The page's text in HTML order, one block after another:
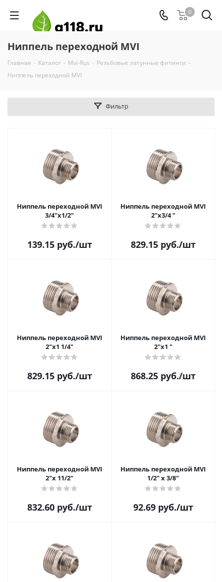
0
Ниппель переходной MVI
Главная - Каталог - Mvi-Rus - Резьбовые латунные фитинги -
Ниппель переходной MVI
Фильтр
Ниппель переходной MVI
3/4"х1/2"
139.15руб./шт
Ниппель переходной MVI
2"х3/4 "
829.15руб./шт
Ниппель переходной MVI
2"х1 1/4"
829.15руб./шт
Ниппель переходной MVI
2"х1 "
868.25руб./шт
Ниппель переходной MVI
2"х 11/2"
832.60руб./шт
Ниппель переходной MVI
1/2" х 3/8"
92.69руб./шт